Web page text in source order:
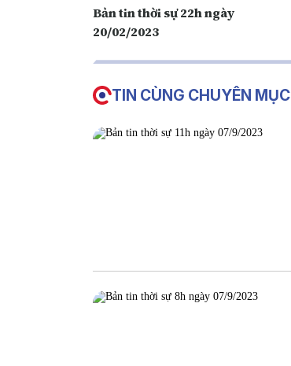
Bản tin thời sự 22h ngày
20/02/2023
TIN CÙNG CHUYÊN MỤC